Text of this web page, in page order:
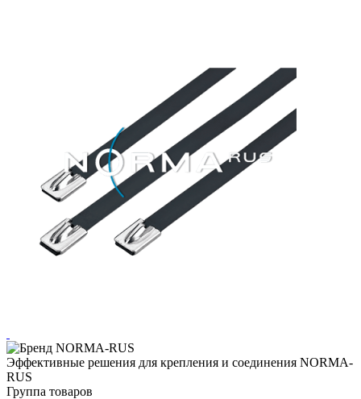
Эффективные решения для крепления и соединения NORMA-
RUS
Группа товаров